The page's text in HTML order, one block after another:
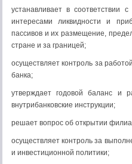
устанавливает в соответствии
интересами ликвидности и
пассивов и их размещение,
стране и за границей;
осуществляет контроль за
банка;
утверждает годовой баланс и
внутрибанковские инструкции;
решает вопрос об открытии
осуществляет контроль за
и инвестиционной политики;